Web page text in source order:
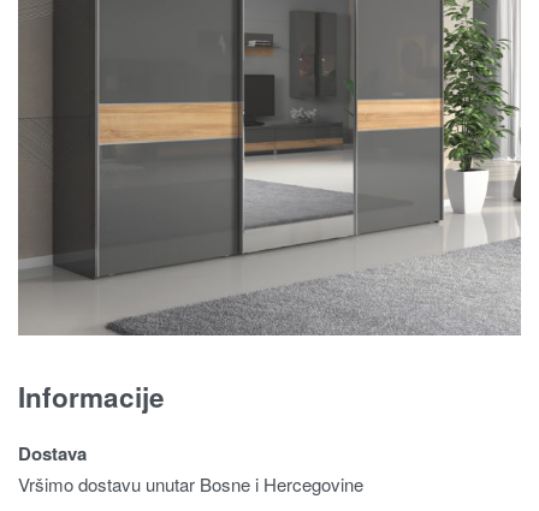
Informacije
Dostava
Vršimo dostavu unutar Bosne i Hercegovine